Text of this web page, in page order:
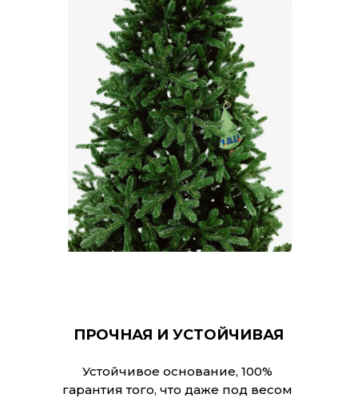
ПРОЧНАЯ И УСТОЙЧИВАЯ
Устойчивое основание, 100%
гарантия того, что даже под весом